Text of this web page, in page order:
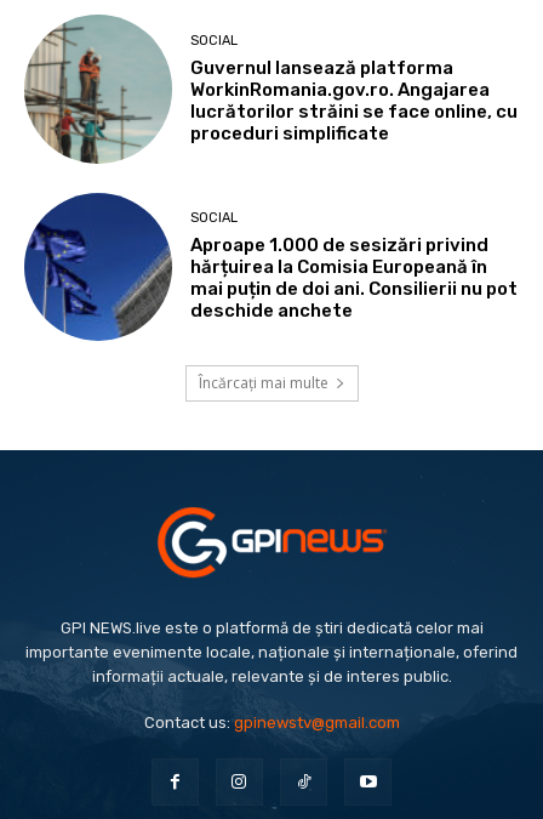
SOCIAL
Guvernul lansează platforma
WorkinRomania.gov.ro. Angajarea
lucrătorilor străini se face online, cu
proceduri simplificate
SOCIAL
Aproape 1.000 de sesizări privind
hărțuirea la Comisia Europeană în
mai puțin de doi ani. Consilierii nu pot
deschide anchete
Încărcați mai multe
GPI NEWS.live este o platformă de știri dedicată celor mai
importante evenimente locale, naționale și internaționale, oferind
informații actuale, relevante și de interes public.
Contact us:gpinewstv@gmail.com